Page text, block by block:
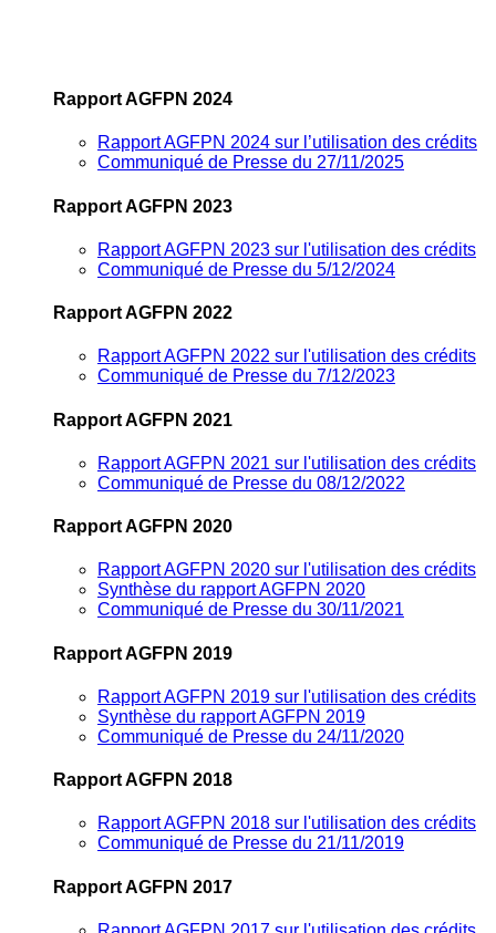
Rapport AGFPN 2024
Rapport AGFPN 2024 sur l’utilisation des crédits
Communiqué de Presse du 27/11/2025
Rapport AGFPN 2023
Rapport AGFPN 2023 sur l'utilisation des crédits
Communiqué de Presse du 5/12/2024
Rapport AGFPN 2022
Rapport AGFPN 2022 sur l'utilisation des crédits
Communiqué de Presse du 7/12/2023
Rapport AGFPN 2021
Rapport AGFPN 2021 sur l'utilisation des crédits
Communiqué de Presse du 08/12/2022
Rapport AGFPN 2020
Rapport AGFPN 2020 sur l'utilisation des crédits
Synthèse du rapport AGFPN 2020
Communiqué de Presse du 30/11/2021
Rapport AGFPN 2019
Rapport AGFPN 2019 sur l'utilisation des crédits
Synthèse du rapport AGFPN 2019
Communiqué de Presse du 24/11/2020
Rapport AGFPN 2018
Rapport AGFPN 2018 sur l'utilisation des crédits
Communiqué de Presse du 21/11/2019
Rapport AGFPN 2017